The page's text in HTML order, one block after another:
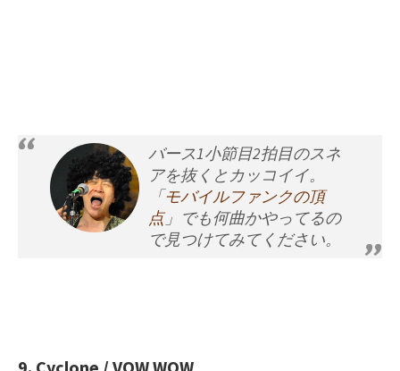
バース1小節目2拍目のスネ
アを抜くとカッコイイ。
「モバイルファンクの頂
点」でも何曲かやってるの
で見つけてみてください。